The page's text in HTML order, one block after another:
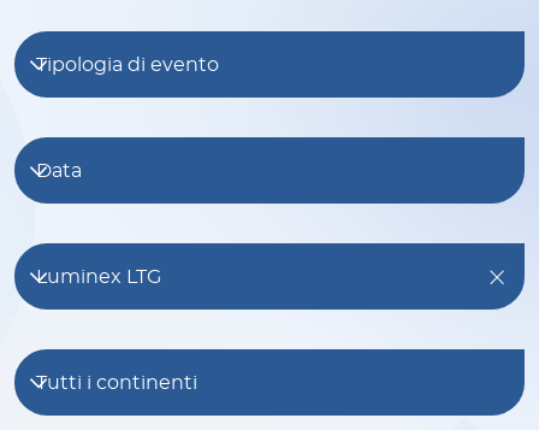
Tipologia di evento
Data
Luminex LTG
Tutti i continenti